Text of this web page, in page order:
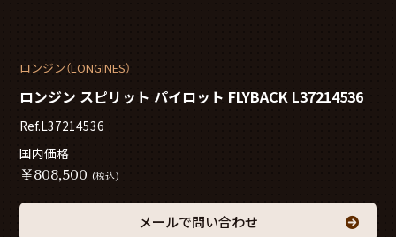
ロンジン（LONGINES）
ロンジン スピリット パイロット FLYBACK L37214536
Ref.L37214536
国内価格
￥808,500 (税込)
メールで問い合わせ